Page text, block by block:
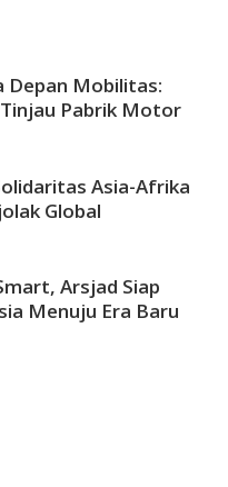
Depan Mobilitas:
Pabrik Motor
Asia-Afrika
Global
Arsjad Siap
Menuju Era Baru